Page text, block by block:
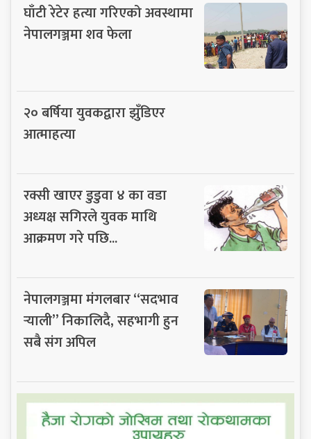
घाँटी रेटेर हत्या गरिएको अवस्थामा
नेपालगञ्जमा शव फेला
२० बर्षिया युवकद्वारा झुँडिएर
आत्माहत्या
रक्सी खाएर डुडुवा ४ का वडा
अध्यक्ष सगिरले युवक माथि
आक्रमण गरे पछि...
नेपालगञ्जमा मंगलबार “सदभाव
र्‍याली” निकालिदै, सहभागी हुन
सबै संग अपिल